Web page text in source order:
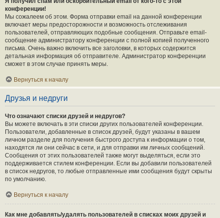
конференции!
Мы сожалеем об этом. Форма отправки email на данной конференции
включает меры предосторожности и возможность отслеживания
пользователей, отправляющих подобные сообщения. Отправьте email-
сообщение администратору конференции с полной копией полученного
письма. Очень важно включить все заголовки, в которых содержится
детальная информация об отправителе. Администратор конференции
сможет в этом случае принять меры.
Вернуться к началу
Друзья и недруги
Что означают списки друзей и недругов?
Вы можете включать в эти списки других пользователей конференции.
Пользователи, добавленные в список друзей, будут указаны в вашем
личном разделе для получения быстрого доступа к информации о том,
находятся ли они сейчас в сети, и для отправки им личных сообщений.
Сообщения от этих пользователей также могут выделяться, если это
поддерживается стилем конференции. Если вы добавили пользователей
в список недругов, то любые отправленные ими сообщения будут скрыты
по умолчанию.
Вернуться к началу
Как мне добавлять/удалять пользователей в списках моих друзей и